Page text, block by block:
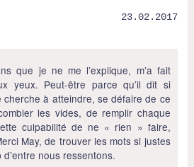
23.02.2017
que je ne me l’explique, m’a fait
yeux. Peut-être parce qu’il dit si
cherche à atteindre, se défaire de ce
les vides, de remplir chaque
culpabilité de ne « rien » faire,
May, de trouver les mots si justes
nous ressentons.